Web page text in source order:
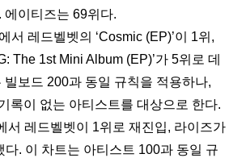
에이티즈는 69위다.
서 레드벨벳의 ‘Cosmic (EP)’이 1위,
The 1st Mini Album (EP)’가 5위로 데
빌보드 200과 동일 규칙을 적용하나,
록이 없는 아티스트를 대상으로 한다.
서 레드벨벳이 1위로 재진입, 라이즈가
다. 이 차트는 아티스트 100과 동일 규